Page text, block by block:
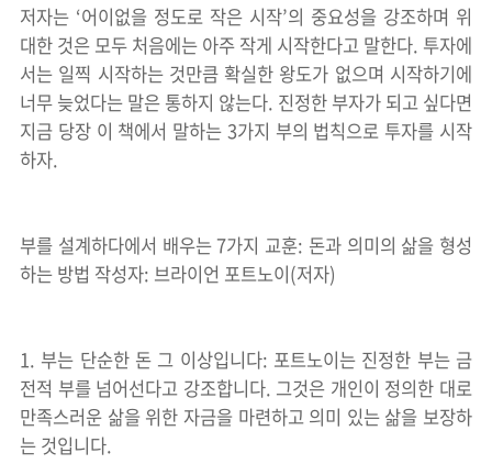
저자는 ‘어이없을 정도로 작은 시작’의 중요성을 강조하며 위
대한 것은 모두 처음에는 아주 작게 시작한다고 말한다. 투자에
서는 일찍 시작하는 것만큼 확실한 왕도가 없으며 시작하기에
너무 늦었다는 말은 통하지 않는다. 진정한 부자가 되고 싶다면
지금 당장 이 책에서 말하는 3가지 부의 법칙으로 투자를 시작
하자.
부를 설계하다에서 배우는 7가지 교훈: 돈과 의미의 삶을 형성
하는 방법 작성자: 브라이언 포트노이(저자)
1. 부는 단순한 돈 그 이상입니다: 포트노이는 진정한 부는 금
전적 부를 넘어선다고 강조합니다. 그것은 개인이 정의한 대로
만족스러운 삶을 위한 자금을 마련하고 의미 있는 삶을 보장하
는 것입니다.